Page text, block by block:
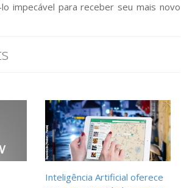
impecável para receber seu mais novo
Inteligência Artificial oferece